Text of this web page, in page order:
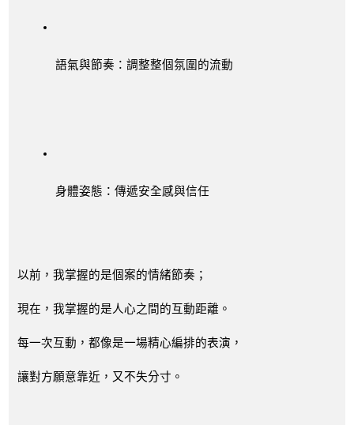
語氣與節奏：調整整個氛圍的流動
身體姿態：傳遞安全感與信任
以前，我掌握的是個案的情緒節奏；
現在，我掌握的是人心之間的互動距離。
每一次互動，都像是一場精心編排的表演，
讓對方願意靠近，又不失分寸。